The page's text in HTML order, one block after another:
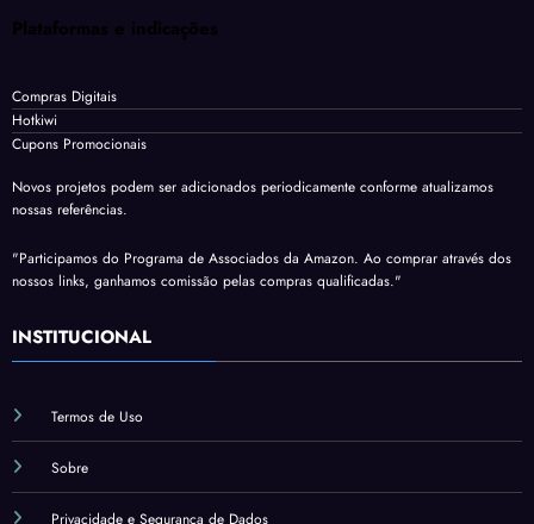
Plataformas e indicações
Compras Digitais
Hotkiwi
Cupons Promocionais
Novos projetos podem ser adicionados periodicamente conforme atualizamos
nossas referências.
"Participamos do Programa de Associados da Amazon. Ao comprar através dos
nossos links, ganhamos comissão pelas compras qualificadas."
INSTITUCIONAL
Termos de Uso
Sobre